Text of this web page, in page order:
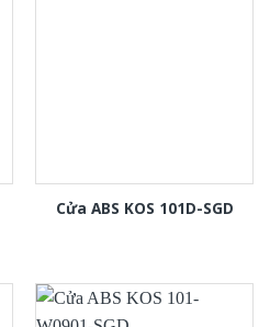
Cửa ABS KOS 101D-SGD